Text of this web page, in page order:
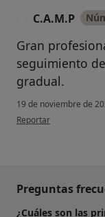
C.A.M.P
Gran
seguimiento
gradual.
19 de noviembre de
en opinión del usuario
Reportar
Preguntas
¿Cuáles son las